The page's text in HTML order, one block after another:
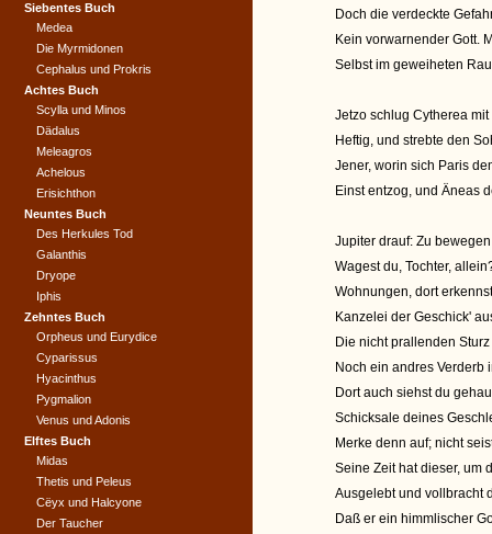
Doch die verdeckte
Kein vorwarnender Gott.
Selbst im geweiheten
Jetzo schlug Cytherea
Heftig, und strebte den
Jener, worin sich Paris
Einst entzog, und Äneas
Jupiter drauf: Zu
Wagest du, Tochter,
Wohnungen, dort
Kanzelei der Geschick'
Die nicht prallenden
Noch ein andres Verderb
Dort auch siehst du
Schicksale deines
Merke denn auf; nicht
Seine Zeit hat dieser, um
Ausgelebt und vollbracht
Daß er ein himmlischer
Siebentes Buch
Medea
Die Myrmidonen
Cephalus und Prokris
Achtes Buch
Scylla und Minos
Dädalus
Meleagros
Achelous
Erisichthon
Neuntes Buch
Des Herkules Tod
Galanthis
Dryope
Iphis
Zehntes Buch
Orpheus und Eurydice
Cyparissus
Hyacinthus
Pygmalion
Venus und Adonis
Elftes Buch
Midas
Thetis und Peleus
Cëyx und Halcyone
Der Taucher